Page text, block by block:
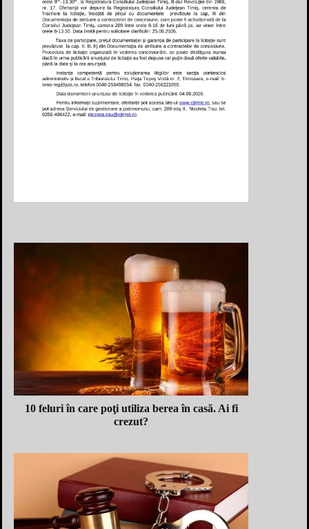
10 feluri în care poţi utiliza berea în casă. Ai fi
crezut?